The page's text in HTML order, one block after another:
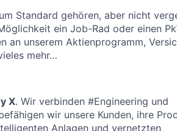
Standard gehören, aber nicht
ein Job-Rad oder einen
an unserem Aktienprogramm,
mehr…
X. Wir verbinden #Engineering und
wir unsere Kunden, ihre
Anlagen und vernetzten